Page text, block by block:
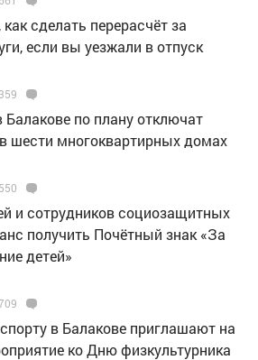
сделать перерасчёт за
если вы уезжали в отпуск
Балакове по плану отключат
шести многоквартирных домах
и сотрудников социозащитных
получить Почётный знак «За
детей»
в Балакове приглашают на
ко Дню физкультурника